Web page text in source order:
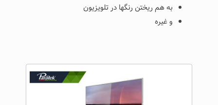
به هم ریختن رنگ­ها در تلویزیون
و غیره